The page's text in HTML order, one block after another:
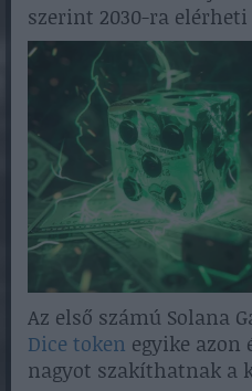
szerint 2030-ra
Az első számú Solana
Dice token egyike azon
nagyot szakíthatnak a